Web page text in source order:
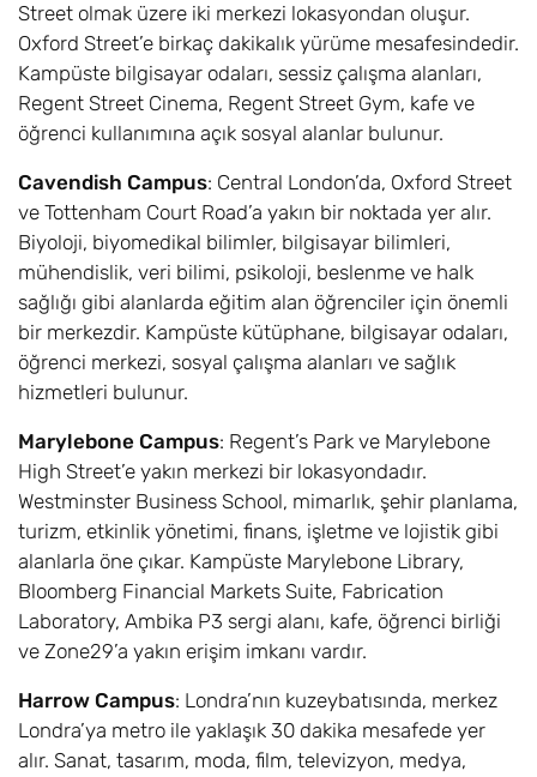
İnşaat Yönetimi /
Construction
Management Bsc
6,8 Eylül
Yaratıcı ve
Yazarlık / Creative
and Professional
Writing BA
6,8 Eylül
Yaratıcı Bilişim /
Creative
Computing Bsc
6,8 Eylül £17.600
Sanatları /
Creative Media
Arts BA
Yaratıcı Yazarlık ve
İngilizce / Creative
Writing and
English BA
6,8 Eylül £17.600
Criminology BA
Kültür, Çevre ve
6,8 Eylül £17.600
Street olmak üzere iki merkezi lokasyondan oluşur.
Oxford Street’e birkaç dakikalık yürüme mesafesindedir.
Kampüste bilgisayar odaları, sessiz çalışma alanları,
Regent Street Cinema, Regent Street Gym, kafe ve
öğrenci kullanımına açık sosyal alanlar bulunur.
Cavendish Campus: Central London’da, Oxford Street
ve Tottenham Court Road’a yakın bir noktada yer alır.
Biyoloji, biyomedikal bilimler, bilgisayar bilimleri,
mühendislik, veri bilimi, psikoloji, beslenme ve halk
sağlığı gibi alanlarda eğitim alan öğrenciler için önemli
bir merkezdir. Kampüste kütüphane, bilgisayar odaları,
öğrenci merkezi, sosyal çalışma alanları ve sağlık
hizmetleri bulunur.
Marylebone Campus: Regent’s Park ve Marylebone
High Street’e yakın merkezi bir lokasyondadır.
Westminster Business School, mimarlık, şehir planlama,
turizm, etkinlik yönetimi, finans, işletme ve lojistik gibi
alanlarla öne çıkar. Kampüste Marylebone Library,
Bloomberg Financial Markets Suite, Fabrication
Laboratory, Ambika P3 sergi alanı, kafe, öğrenci birliği
ve Zone29’a yakın erişim imkanı vardır.
Harrow Campus: Londra’nın kuzeybatısında, merkez
Londra’ya metro ile yaklaşık 30 dakika mesafede yer
alır. Sanat, tasarım, moda, film, televizyon, medya,